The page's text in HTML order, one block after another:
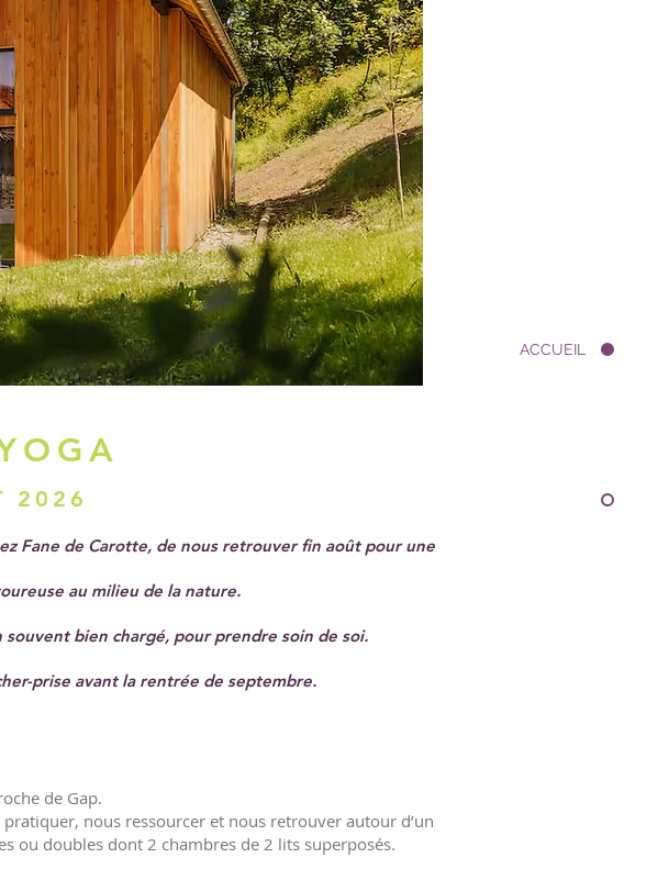
ACCUEIL
2026
Fane de Carotte, de nous retrouver fin août pour une
au milieu de la nature.
bien chargé, pour prendre soin de soi.
prise avant la rentrée de septembre​.
de Gap.
nous ressourcer et nous retrouver autour d’un
ou doubles dont 2 chambres de 2 lits superposés.